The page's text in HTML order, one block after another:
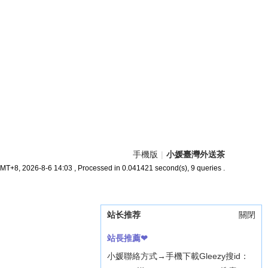
關閉
站长推荐
站長推薦❤
小媛聯絡方式→手機下載Gleezy搜id：
手機版 | 小媛臺灣外送茶
2026-8-6 14:03 , Processed in 0.041421 second(s), 9 queries .